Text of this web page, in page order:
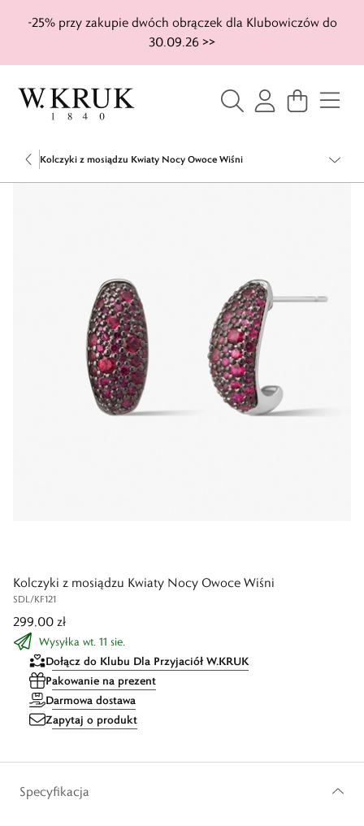
-25% przy zakupie dwóch obrączek dla Klubowiczów do
30.09.26 >>
Kolczyki z mosiądzu Kwiaty Nocy Owoce Wiśni
Kolczyki z mosiądzu Kwiaty Nocy Owoce Wiśni
SDL/KF121
299,00 zł
Wysyłka wt. 11 sie.
Dołącz do Klubu Dla Przyjaciół W.KRUK
Pakowanie na prezent
Darmowa dostawa
Zapytaj o produkt
Specyfikacja